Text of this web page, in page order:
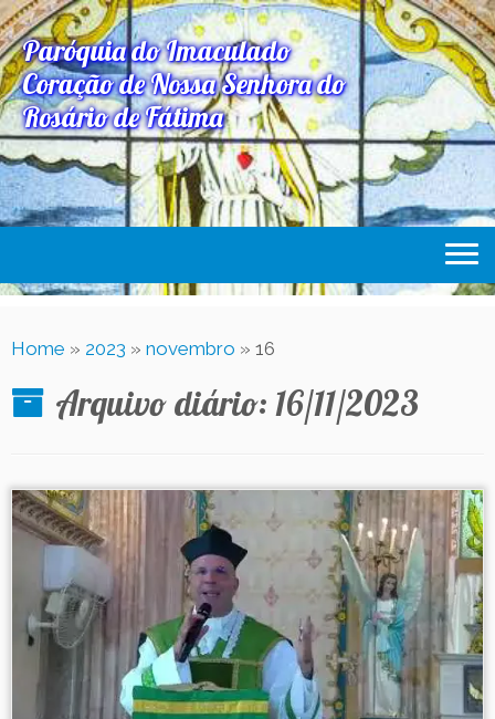
Paróquia do Imaculado
Coração de Nossa Senhora do
Rosário de Fátima
Paróquia
Expediente Paroquial
Acesse Também
Contato
Home » 2023 » novembro » 16
Arquivo diário: 16/11/2023